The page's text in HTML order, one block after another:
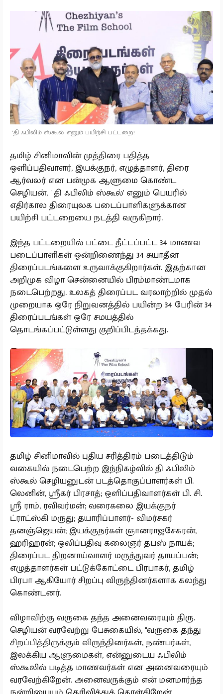
'தி ஃபிலிம் ஸ்கூல்' எனும் பயிற்சி பட்டறை!
தமிழ் சினிமாவின் முத்திரை பதித்த
ஒளிப்பதிவாளர், இயக்குநர், எழுத்தாளர், திரை
ஆர்வலர் என பன்முக ஆளுமை கொண்ட
செழியன், ' தி ஃபிலிம் ஸ்கூல்' எனும் பெயரில்
எதிர்கால திரையுலக படைப்பாளிகளுக்கான
பயிற்சி பட்டறையை நடத்தி வருகிறார்.
இந்த பட்டறையில் பட்டை தீட்டப்பட்ட 34 மாணவ
படைப்பாளிகள் ஒன்றிணைந்து 34 சுயாதீன
திரைப்படங்களை உருவாக்குகிறார்கள். இதற்கான
அறிமுக விழா சென்னையில் பிரம்மாண்டமாக
நடைபெற்றது. உலகத் திரைப்பட வரலாற்றில் முதல்
முறையாக ஒரே நிறுவனத்தில் பயின்ற 34 பேரின் 34
திரைப்படங்கள் ஒரே சமயத்தில்
தொடங்கப்பட்டுள்ளது குறிப்பிடத்தக்கது.
தமிழ் சினிமாவில் புதிய சரித்திரம் படைத்திடும்
வகையில் நடைபெற்ற இந்நிகழ்வில் தி ஃபிலிம்
ஸ்கூல் செழியனுடன் படத்தொகுப்பாளர்கள் பி.
லெனின், ஸ்ரீகர் பிரசாத்; ஒளிப்பதிவாளர்கள் பி. சி.
ஸ்ரீ ராம், ரவிவர்மன்; வரைகலை இயக்குநர்
ட்ராட்ஸ்கி மருது; தயாரிப்பாளர்- விமர்சகர்
தனஞ்ஜெயன்; இயக்குநர்கள் ஞானராஜசேகரன்,
ஹரிஹரன்; ஒலிப்பதிவு கலைஞர் தபஸ் நாயக்;
திரைப்பட திறனாய்வாளர் மருத்துவர் தாயப்பன்;
எழுத்தாளர்கள் பட்டுக்கோட்டை பிரபாகர், தமிழ்
பிரபா ஆகியோர் சிறப்பு விருந்தினர்களாக கலந்து
கொண்டனர்.‌
விழாவிற்கு வருகை தந்த அனைவரையும் திரு.
செழியன் வரவேற்று பேசுகையில், ''வருகை தந்து
சிறப்பித்திருக்கும் விருந்தினர்கள், நண்பர்கள்,
இலக்கிய ஆளுமைகள், என்னுடைய ஃபிலிம்
ஸ்கூலில் படித்த மாணவர்கள் என அனைவரையும்
வரவேற்கிறேன். அனைவருக்கும் என் மனமார்ந்த